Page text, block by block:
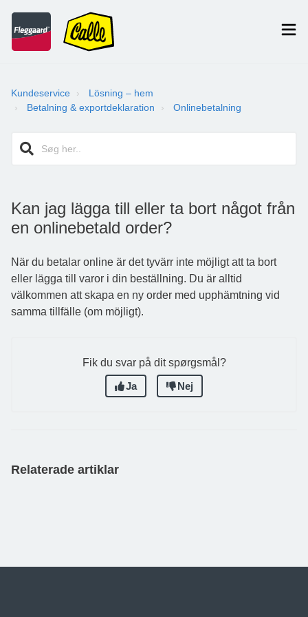
Kundeservice
Lösning – hem
Betalning & exportdeklaration
Onlinebetalning
Kan jag lägga till eller ta bort något från
en onlinebetald order?
När du betalar online är det tyvärr inte möjligt att ta bort
eller lägga till varor i din beställning. Du är alltid
välkommen att skapa en ny order med upphämtning vid
samma tillfälle (om möjligt).
Fik du svar på dit spørgsmål?
Ja
Nej
Relaterade artiklar